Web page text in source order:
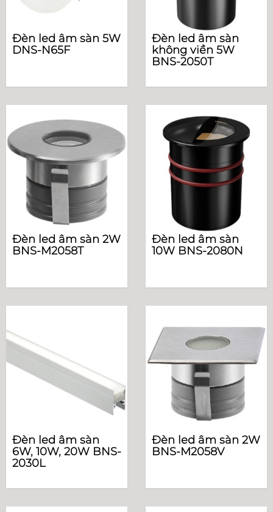
Đèn led âm sàn 5W
DNS-N65F
Đèn led âm sàn
không viền 5W
BNS-2050T
Đèn led âm sàn 2W
BNS-M2058T
Đèn led âm sàn
10W BNS-2080N
Đèn led âm sàn
6W, 10W, 20W BNS-
2030L
Đèn led âm sàn 2W
BNS-M2058V